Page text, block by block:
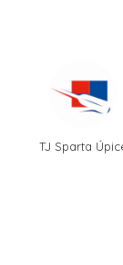
TJ Sparta